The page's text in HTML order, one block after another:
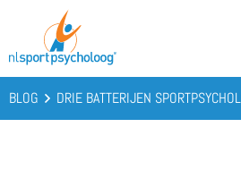
OVER ONS
BLOG DRIE BATTERIJEN